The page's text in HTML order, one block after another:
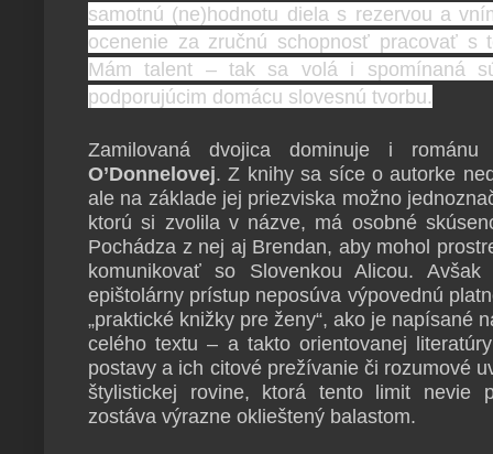
samotnú (ne)hodnotu diela s rezervou a
ocenenie za zručnú schopnosť pracovať s
Mám talent – tak sa volá i spomínaná
podporujúcim domácu slovesnú tvorbu.
Zamilovaná dvojica dominuje i
O’Donnelovej. Z knihy sa síce o autorke
ale na základe jej priezviska možno
ktorú si zvolila v názve, má osobné
Pochádza z nej aj Brendan, aby mohol
komunikovať so Slovenkou Alicou.
epištolárny prístup neposúva výpovednú
„praktické knižky pre ženy“, ako je napísané
celého textu – a takto orientovanej
postavy a ich citové prežívanie či rozumové
štylistickej rovine, ktorá tento limit nevie
zostáva výrazne oklieštený balastom.